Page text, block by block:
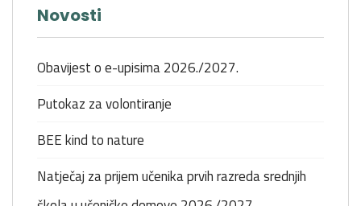
Novosti
Obavijest o e-upisima 2026./2027.
Putokaz za volontiranje
BEE kind to nature
Natječaj za prijem učenika prvih razreda srednjih